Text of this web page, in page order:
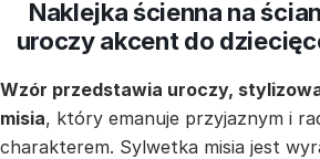
Naklejka ścienna na
uroczy akcent do
Wzór przedstawia uroczy,
misia, który emanuje przyjaznym i
charakterem. Sylwetka misia jest